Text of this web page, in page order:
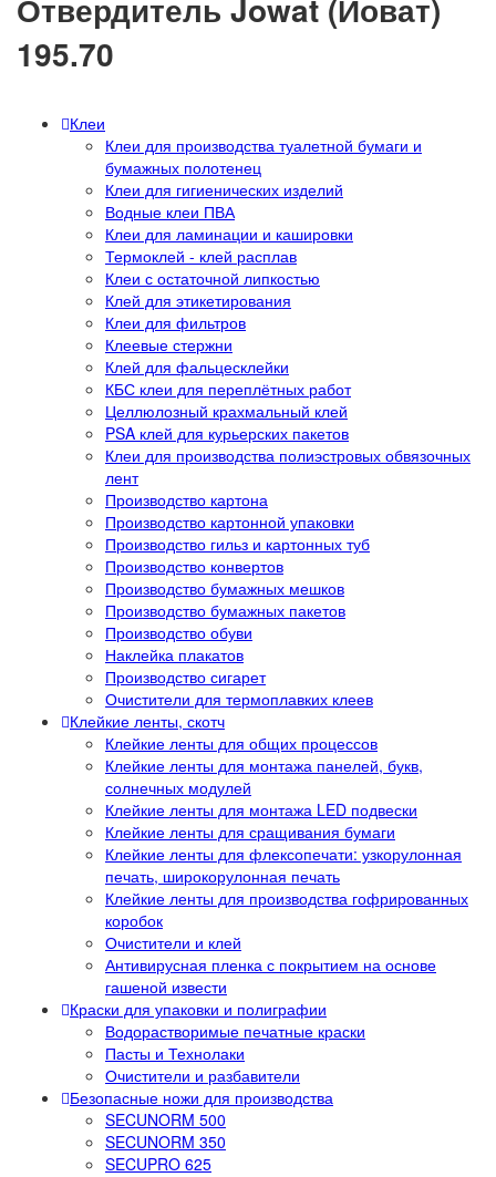
195.70
Клеи
Клеи для производства туалетной бумаги и
бумажных полотенец
Клеи для гигиенических изделий
Водные клеи ПВА
Клеи для ламинации и кашировки
Термоклей - клей расплав
Клеи с остаточной липкостью
Клей для этикетирования
Клеи для фильтров
Клеевые стержни
Клей для фальцесклейки
КБС клеи для переплётных работ
Целлюлозный крахмальный клей
PSA клей для курьерских пакетов
Клеи для производства полиэстровых обвязочных
лент
Производство картона
Производство картонной упаковки
Производство гильз и картонных туб
Производство конвертов
Производство бумажных мешков
Производство бумажных пакетов
Производство обуви
Наклейка плакатов
Производство сигарет
Очистители для термоплавких клеев
Клейкие ленты, скотч
Клейкие ленты для общих процессов
Клейкие ленты для монтажа панелей, букв,
солнечных модулей
Клейкие ленты для монтажа LED подвески
Клейкие ленты для сращивания бумаги
Клейкие ленты для флексопечати: узкорулонная
печать, широкорулонная печать
Клейкие ленты для производства гофрированных
коробок
Очистители и клей
Антивирусная пленка с покрытием на основе
гашеной извести
Краски для упаковки и полиграфии
Водорастворимые печатные краски
Пасты и Технолаки
Очистители и разбавители
Безопасные ножи для производства
SECUNORM 500
SECUNORM 350
SECUPRO 625